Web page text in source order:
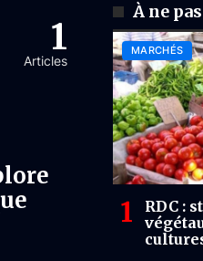
1
Articles
À ne
MARCHÉS
RDC :